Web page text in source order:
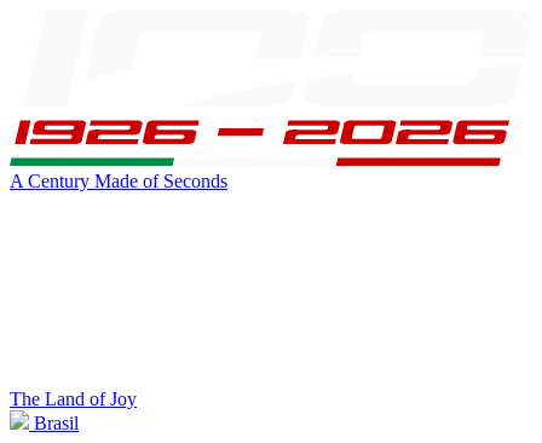
A Century Made of Seconds
The Land of Joy
Brasil